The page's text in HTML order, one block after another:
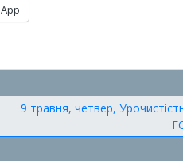
9 травня, четвер,